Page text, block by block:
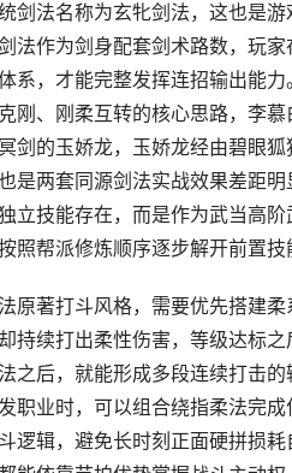
剑法名称为玄牝剑法，这也是
法作为剑身配套剑术路数，玩
系，才能完整发挥连招输出能
刚、刚柔互转的核心思路，李
剑的玉娇龙，玉娇龙经由碧眼
是两套同源剑法实战效果差距
立技能存在，而是作为武当高
帮派修炼顺序逐步解开前置技
原著打斗风格，需要优先搭建
持续打出柔性伤害，等级达标
之后，就能形成多段连续打击
职业时，可以组合绕指柔法完成
逻辑，避免长时刻正面硬拼损